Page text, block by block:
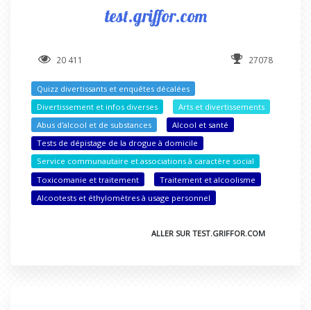
test.griffor.com
20 411 27078
Quizz divertissants et enquêtes décalées
Divertissement et infos diverses
Arts et divertissements
Abus d'alcool et de substances
Alcool et santé
Tests de dépistage de la drogue à domicile
Service communautaire et associations à caractère social
Toxicomanie et traitement
Traitement et alcoolisme
Alcootests et éthylomètres à usage personnel
ALLER SUR TEST.GRIFFOR.COM